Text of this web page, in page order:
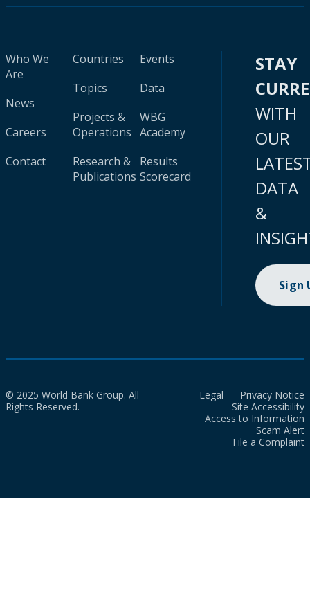
Who We
Are
News
Careers
Contact
Countries
Topics
Projects &
Operations
Research &
Publications
Events
Data
WBG
Academy
Results
Scorecard
STAY
WITH
OUR
DATA
&
Sign
© 2025 World Bank Group. All
Rights Reserved.
Legal
Privacy Notice
Site Accessibility
Access to Information
Scam Alert
File a Complaint